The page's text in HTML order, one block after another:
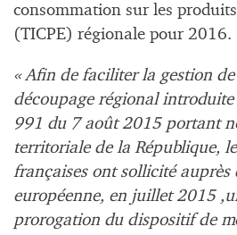
consommation sur les
(TICPE) régionale pour 2016.
« Afin de faciliter la gestion
découpage régional
991 du 7 août 2015 portant
territoriale de la République,
françaises ont sollicité auprès
européenne, en juillet 2015
prorogation du dispositif de